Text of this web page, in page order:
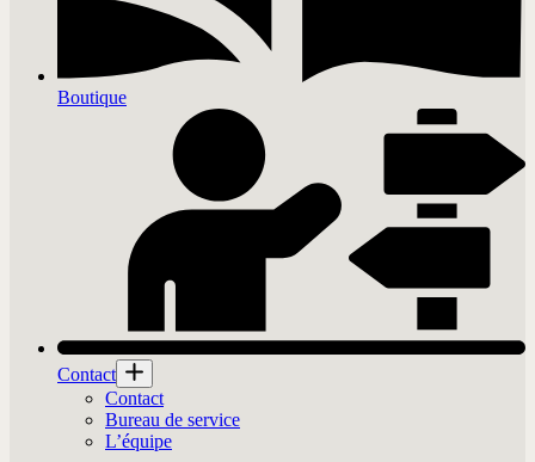
Boutique
Contact
Contact
Bureau de service
L’équipe